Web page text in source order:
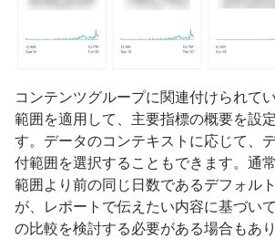
コンテンツグループに関連付けられて
範囲を適用して、主要指標の概要を設
す。データのコンテキストに応じて、
付範囲を選択することもできます。通
範囲より前の同じ日数であるデフォル
が、レポートで伝えたい内容に基づい
の比較を検討する必要がある場合もあ